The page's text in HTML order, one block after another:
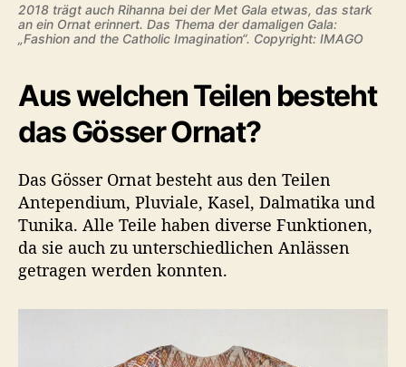
2018 trägt auch Rihanna bei der Met Gala etwas, das stark
an ein Ornat erinnert. Das Thema der damaligen Gala:
„Fashion and the Catholic Imagination“. Copyright: IMAGO
Aus welchen Teilen besteht
das Gösser Ornat?
Das Gösser Ornat besteht aus den Teilen
Antependium, Pluviale, Kasel, Dalmatika und
Tunika. Alle Teile haben diverse Funktionen,
da sie auch zu unterschiedlichen Anlässen
getragen werden konnten.